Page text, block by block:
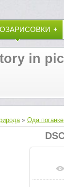
in
» Ода поганке
В